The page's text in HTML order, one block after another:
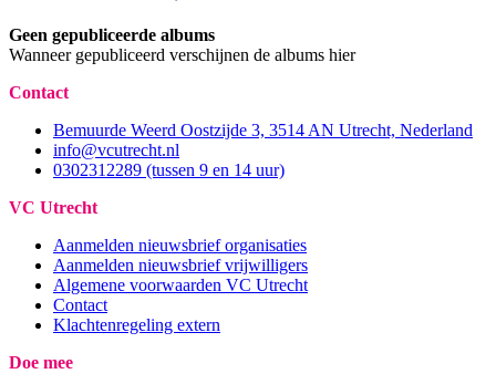
Geen gepubliceerde albums
Wanneer gepubliceerd verschijnen de albums hier
Contact
Bemuurde Weerd Oostzijde 3, 3514 AN Utrecht, Nederland
info@vcutrecht.nl
0302312289 (tussen 9 en 14 uur)
VC Utrecht
Aanmelden nieuwsbrief organisaties
Aanmelden nieuwsbrief vrijwilligers
Algemene voorwaarden VC Utrecht
Contact
Klachtenregeling extern
Doe mee